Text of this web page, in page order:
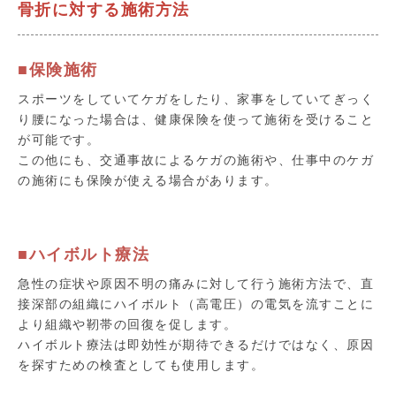
骨折に対する施術方法
■保険施術
スポーツをしていてケガをしたり、家事をしていてぎっく
り腰になった場合は、健康保険を使って施術を受けること
が可能です。
この他にも、交通事故によるケガの施術や、仕事中のケガ
の施術にも保険が使える場合があります。
■ハイボルト療法
急性の症状や原因不明の痛みに対して行う施術方法で、直
接深部の組織にハイボルト（高電圧）の電気を流すことに
より組織や靭帯の回復を促します。
ハイボルト療法は即効性が期待できるだけではなく、原因
を探すための検査としても使用します。